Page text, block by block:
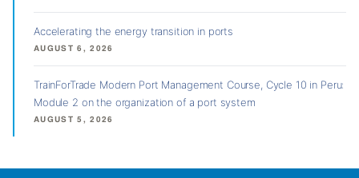
Accelerating the energy transition in ports
AUGUST 6, 2026
TrainForTrade Modern Port Management Course, Cycle 10 in Peru:
Module 2 on the organization of a port system
AUGUST 5, 2026